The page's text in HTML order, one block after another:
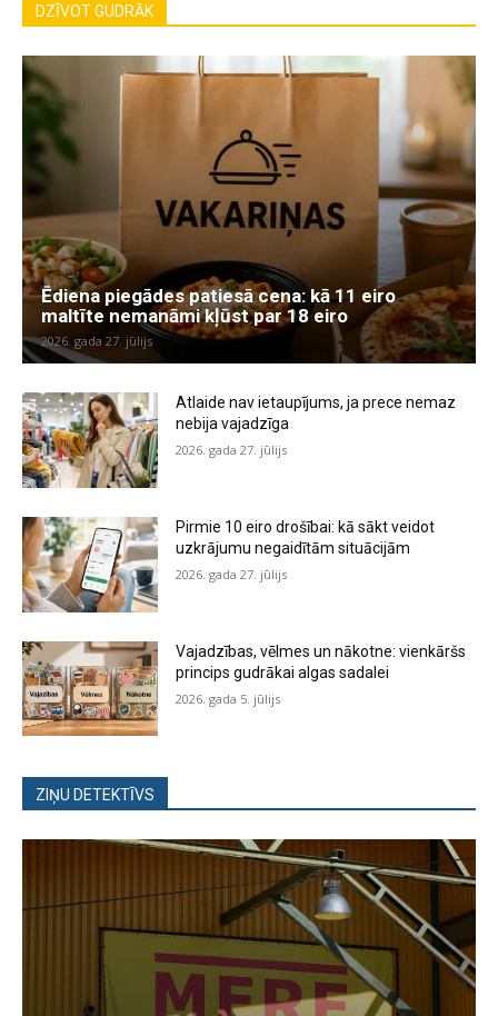
DZĪVOT GUDRĀK
Ēdiena piegādes patiesā cena: kā 11 eiro
maltīte nemanāmi kļūst par 18 eiro
2026. gada 27. jūlijs
Atlaide nav ietaupījums, ja prece nemaz
nebija vajadzīga
2026. gada 27. jūlijs
Pirmie 10 eiro drošībai: kā sākt veidot
uzkrājumu negaidītām situācijām
2026. gada 27. jūlijs
Vajadzības, vēlmes un nākotne: vienkāršs
princips gudrākai algas sadalei
2026. gada 5. jūlijs
ZIŅU DETEKTĪVS